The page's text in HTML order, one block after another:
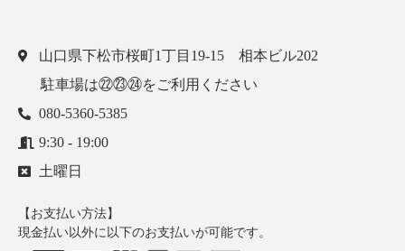
山口県下松市桜町1丁目19-15 相本ビル202
駐車場は㉒㉓㉔をご利用ください
080-5360-5385
9:30 - 19:00
土曜日
【お支払い方法】
現金払い以外に以下のお支払いが可能です。